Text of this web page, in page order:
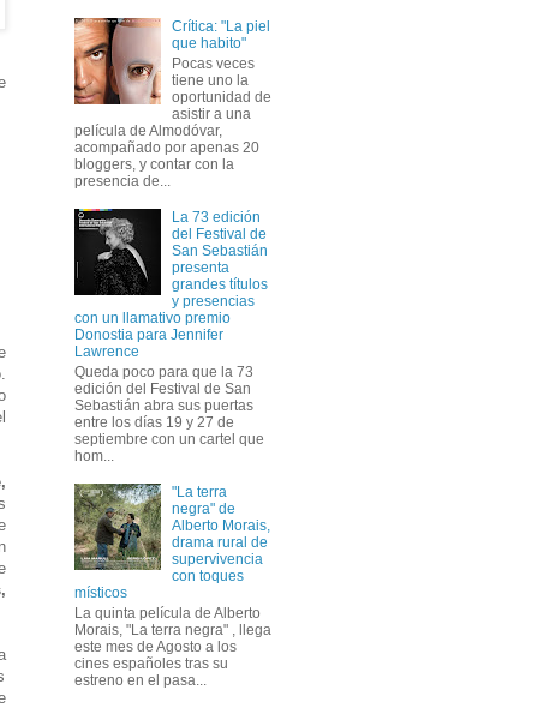
Crítica: "La piel
que habito"
Pocas veces
tiene uno la
oportunidad de
asistir a una
película de Almodóvar,
acompañado por apenas 20
bloggers, y contar con la
presencia de...
La 73 edición
del Festival de
San Sebastián
presenta
grandes títulos
y presencias
con un llamativo premio
Donostia para Jennifer
Lawrence
Queda poco para que la 73
edición del Festival de San
Sebastián abra sus puertas
entre los días 19 y 27 de
septiembre con un cartel que
hom...
"La terra
negra" de
Alberto Morais,
drama rural de
supervivencia
con toques
místicos
La quinta película de Alberto
Morais, "La terra negra" , llega
este mes de Agosto a los
cines españoles tras su
estreno en el pasa...